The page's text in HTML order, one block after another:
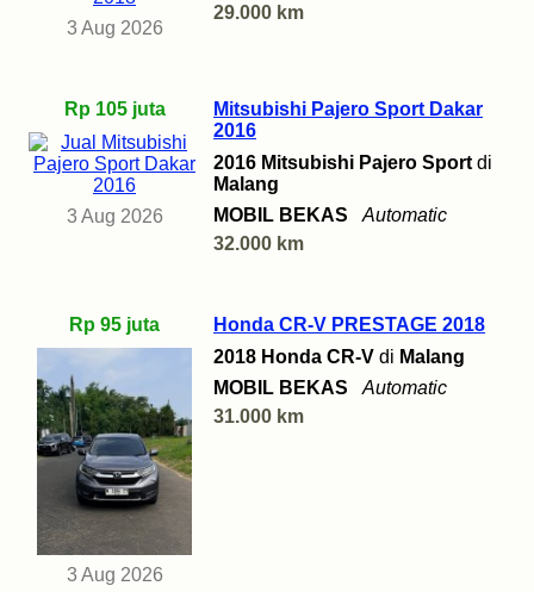
3 Aug 2026
29.000 km
Rp 105 juta
3 Aug 2026
Mitsubishi Pajero Sport Dakar
2016
2016 Mitsubishi Pajero Sport di
Malang
MOBIL BEKAS
Automatic
32.000 km
Rp 95 juta
3 Aug 2026
Honda CR-V PRESTAGE 2018
2018 Honda CR-V di Malang
MOBIL BEKAS
Automatic
31.000 km